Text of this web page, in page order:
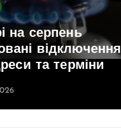
на серпень
відключення
та терміни